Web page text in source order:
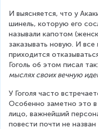
И выясняется, что у
шинель, которую его
называли капотом
заказывать новую. И
приходится
Гоголь об этом писал так:
мыслях своих вечную
У Гоголя часто
Особенно заметно это
лицо, важнейший
повести почти не